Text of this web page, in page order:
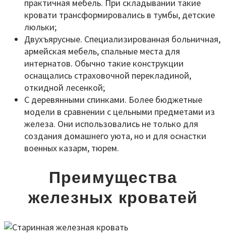
практичная мебель. При складывании такие
кровати трансформировались в тумбы, детские
люльки;
Двухъярусные. Специализированная больничная,
армейская мебель, спальные места для
интернатов. Обычно такие конструкции
оснащались страховочной перекладиной,
откидной лесенкой;
С деревянными спинками. Более бюджетные
модели в сравнении с цельными предметами из
железа. Они использовались не только для
создания домашнего уюта, но и для оснастки
военных казарм, тюрем.
Преимущества
железных кроватей